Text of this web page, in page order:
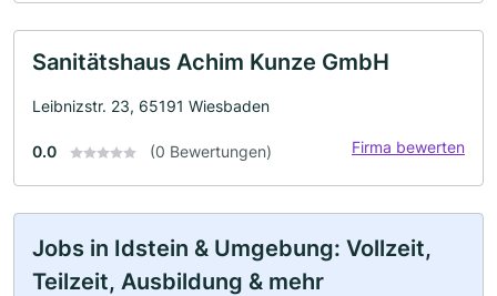
Sanitätshaus Achim Kunze GmbH
Leibnizstr. 23, 65191 Wiesbaden
0.0 (0 Bewertungen) Firma bewerten
Jobs in Idstein & Umgebung: Vollzeit,
Teilzeit, Ausbildung & mehr